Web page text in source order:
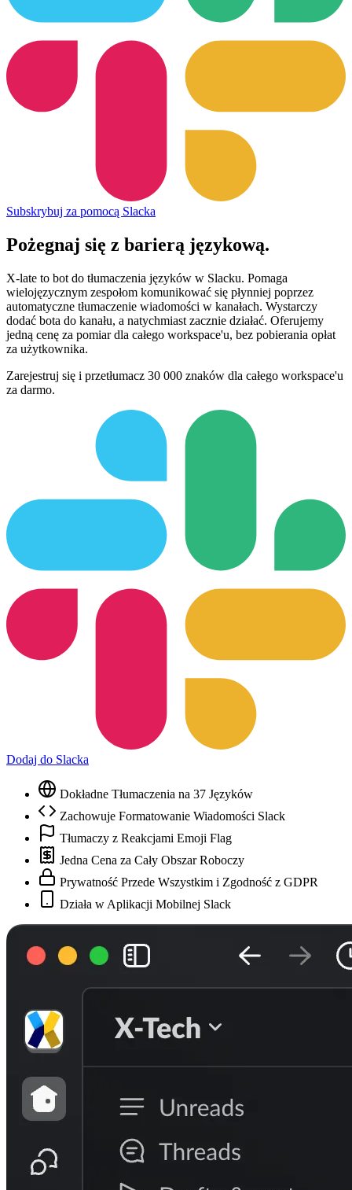
Subskrybuj za pomocą Slacka
Pożegnaj się z barierą językową.
X-late to bot do tłumaczenia języków w Slacku. Pomaga
wielojęzycznym zespołom komunikować się płynniej poprzez
automatyczne tłumaczenie wiadomości w kanałach. Wystarczy
dodać bota do kanału, a natychmiast zacznie działać. Oferujemy
jedną cenę za pomiar dla całego workspace'u, bez pobierania opłat
za użytkownika.
Zarejestruj się i przetłumacz 30 000 znaków dla całego workspace'u
za darmo.
Dodaj do Slacka
Dokładne Tłumaczenia na 37 Języków
Zachowuje Formatowanie Wiadomości Slack
Tłumaczy z Reakcjami Emoji Flag
Jedna Cena za Cały Obszar Roboczy
Prywatność Przede Wszystkim i Zgodność z GDPR
Działa w Aplikacji Mobilnej Slack